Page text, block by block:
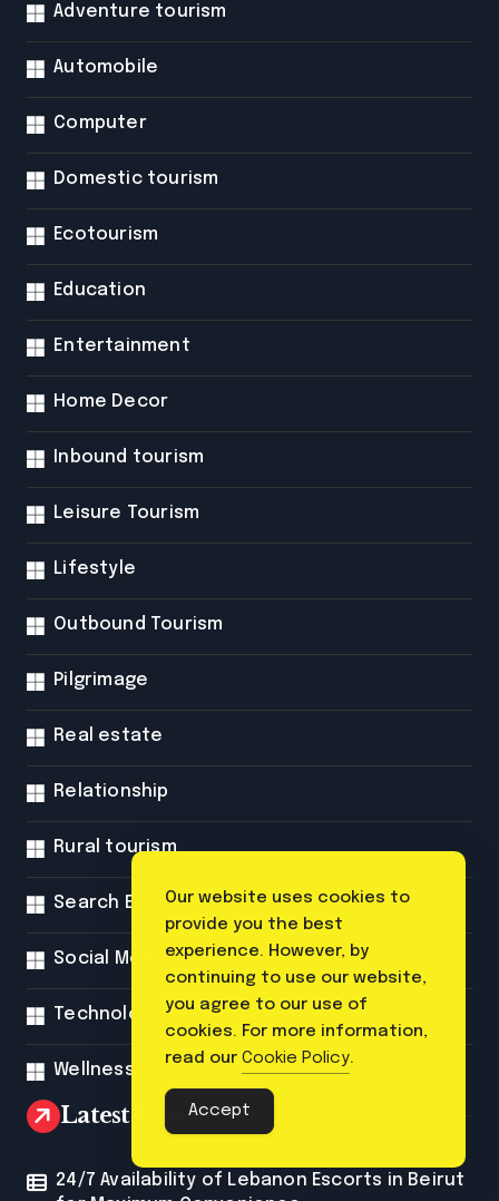
Adventure tourism
Automobile
Computer
Domestic tourism
Ecotourism
Education
Entertainment
Home Decor
Inbound tourism
Leisure Tourism
Lifestyle
Outbound Tourism
Pilgrimage
Real estate
Relationship
Rural tourism
Search Engine Optimization
Social Media
Technology
Wellness tourism
Latest Post
24/7 Availability of Lebanon Escorts in Beirut
Our website uses cookies to
provide you the best
experience. However, by
continuing to use our website,
you agree to our use of
cookies. For more information,
read our Cookie Policy.
Accept